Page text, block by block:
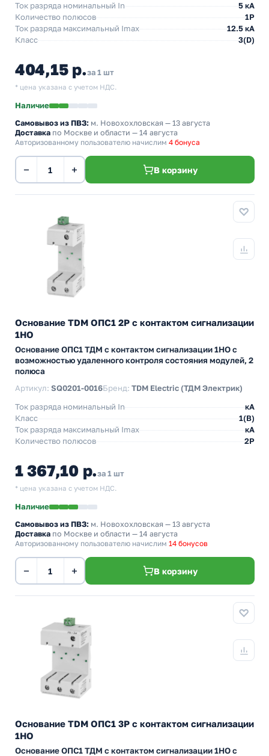
Ток разряда номинальный In
5 кА
Количество полюсов
1P
Ток разряда максимальный Imax
12.5 кА
Класс
3(D)
404,15 р.за 1 шт
* цена указана с учетом НДС.
Наличие
Самовывоз из ПВЗ: м. Новохохловская — 13 августа
Доставка по Москве и области — 14 августа
Авторизованному пользователю начислим 4 бонуса
− + В корзину
Основание TDM ОПС1 2Р с контактом сигнализации
1НО
Основание ОПС1 ТДМ с контактом сигнализации 1НО с
возможностью удаленного контроля состояния модулей, 2
полюса
Артикул: SQ0201-0016Бренд: TDM Electric (ТДМ Электрик)
Ток разряда номинальный In
кА
Класс
1(В)
Ток разряда максимальный Imax
кА
Количество полюсов
2P
1 367,10 р.за 1 шт
* цена указана с учетом НДС.
Наличие
Самовывоз из ПВЗ: м. Новохохловская — 13 августа
Доставка по Москве и области — 14 августа
Авторизованному пользователю начислим 14 бонусов
− + В корзину
Основание TDM ОПС1 3Р с контактом сигнализации
1НО
Основание ОПС1 ТДМ с контактом сигнализации 1НО с